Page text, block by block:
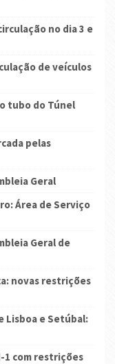
no dia 3 e
de veículos
tubo do Túnel
pelas
Geral
Área de Serviço
Geral de
novas restrições
Lisboa e Setúbal:
1 com restrições